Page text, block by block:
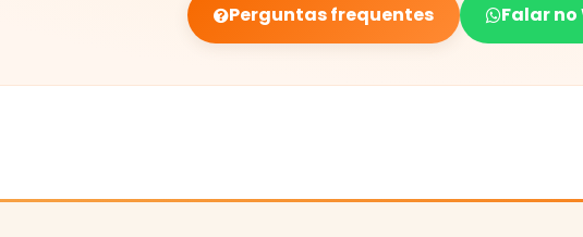
Perguntas frequentes Falar